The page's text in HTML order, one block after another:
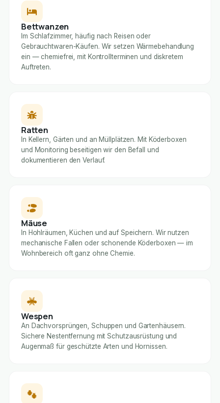
Bettwanzen
Im Schlafzimmer, häufig nach Reisen oder
Gebrauchtwaren-Käufen. Wir setzen Wärmebehandlung
ein — chemiefrei, mit Kontrollterminen und diskretem
Auftreten.
Ratten
In Kellern, Gärten und an Müllplätzen. Mit Köderboxen
und Monitoring beseitigen wir den Befall und
dokumentieren den Verlauf.
Mäuse
In Hohlräumen, Küchen und auf Speichern. Wir nutzen
mechanische Fallen oder schonende Köderboxen — im
Wohnbereich oft ganz ohne Chemie.
Wespen
An Dachvorsprüngen, Schuppen und Gartenhäusern.
Sichere Nestentfernung mit Schutzausrüstung und
Augenmaß für geschützte Arten und Hornissen.